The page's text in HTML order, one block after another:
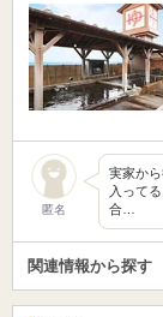
匿名
実家か
入って
合…
関連情報から探す